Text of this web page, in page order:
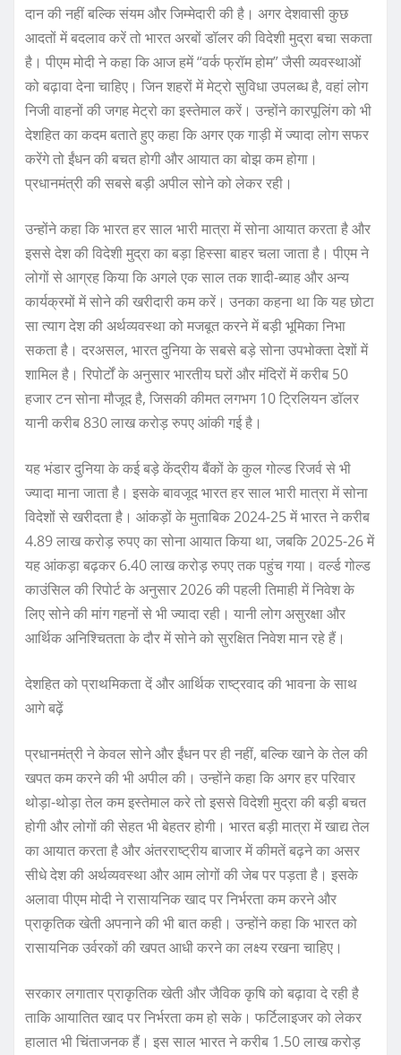
दान की नहीं बल्कि संयम और जिम्मेदारी की है। अगर देशवासी कुछ
आदतों में बदलाव करें तो भारत अरबों डॉलर की विदेशी मुद्रा बचा सकता
है। पीएम मोदी ने कहा कि आज हमें “वर्क फ्रॉम होम” जैसी व्यवस्थाओं
को बढ़ावा देना चाहिए। जिन शहरों में मेट्रो सुविधा उपलब्ध है, वहां लोग
निजी वाहनों की जगह मेट्रो का इस्तेमाल करें। उन्होंने कारपूलिंग को भी
देशहित का कदम बताते हुए कहा कि अगर एक गाड़ी में ज्यादा लोग सफर
करेंगे तो ईंधन की बचत होगी और आयात का बोझ कम होगा।
प्रधानमंत्री की सबसे बड़ी अपील सोने को लेकर रही।
उन्होंने कहा कि भारत हर साल भारी मात्रा में सोना आयात करता है और
इससे देश की विदेशी मुद्रा का बड़ा हिस्सा बाहर चला जाता है। पीएम ने
लोगों से आग्रह किया कि अगले एक साल तक शादी-ब्याह और अन्य
कार्यक्रमों में सोने की खरीदारी कम करें। उनका कहना था कि यह छोटा
सा त्याग देश की अर्थव्यवस्था को मजबूत करने में बड़ी भूमिका निभा
सकता है। दरअसल, भारत दुनिया के सबसे बड़े सोना उपभोक्ता देशों में
शामिल है। रिपोर्टों के अनुसार भारतीय घरों और मंदिरों में करीब 50
हजार टन सोना मौजूद है, जिसकी कीमत लगभग 10 ट्रिलियन डॉलर
यानी करीब 830 लाख करोड़ रुपए आंकी गई है।
यह भंडार दुनिया के कई बड़े केंद्रीय बैंकों के कुल गोल्ड रिजर्व से भी
ज्यादा माना जाता है। इसके बावजूद भारत हर साल भारी मात्रा में सोना
विदेशों से खरीदता है। आंकड़ों के मुताबिक 2024-25 में भारत ने करीब
4.89 लाख करोड़ रुपए का सोना आयात किया था, जबकि 2025-26 में
यह आंकड़ा बढ़कर 6.40 लाख करोड़ रुपए तक पहुंच गया। वर्ल्ड गोल्ड
काउंसिल की रिपोर्ट के अनुसार 2026 की पहली तिमाही में निवेश के
लिए सोने की मांग गहनों से भी ज्यादा रही। यानी लोग असुरक्षा और
आर्थिक अनिश्चितता के दौर में सोने को सुरक्षित निवेश मान रहे हैं।
देशहित को प्राथमिकता दें और आर्थिक राष्ट्रवाद की भावना के साथ
आगे बढ़ें
प्रधानमंत्री ने केवल सोने और ईंधन पर ही नहीं, बल्कि खाने के तेल की
खपत कम करने की भी अपील की। उन्होंने कहा कि अगर हर परिवार
थोड़ा-थोड़ा तेल कम इस्तेमाल करे तो इससे विदेशी मुद्रा की बड़ी बचत
होगी और लोगों की सेहत भी बेहतर होगी। भारत बड़ी मात्रा में खाद्य तेल
का आयात करता है और अंतरराष्ट्रीय बाजार में कीमतें बढ़ने का असर
सीधे देश की अर्थव्यवस्था और आम लोगों की जेब पर पड़ता है। इसके
अलावा पीएम मोदी ने रासायनिक खाद पर निर्भरता कम करने और
प्राकृतिक खेती अपनाने की भी बात कही। उन्होंने कहा कि भारत को
रासायनिक उर्वरकों की खपत आधी करने का लक्ष्य रखना चाहिए।
सरकार लगातार प्राकृतिक खेती और जैविक कृषि को बढ़ावा दे रही है
ताकि आयातित खाद पर निर्भरता कम हो सके। फर्टिलाइजर को लेकर
हालात भी चिंताजनक हैं। इस साल भारत ने करीब 1.50 लाख करोड़